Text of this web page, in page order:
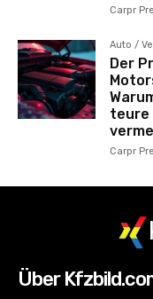
Carpr
Auto /
Der
teure
Carpr
Über